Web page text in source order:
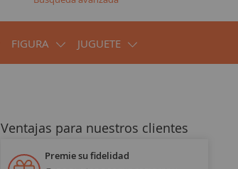
FIGURA JUGUETE
Ventajas para nuestros clientes
Premie su fidelidad